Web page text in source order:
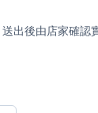
出後由店家確認